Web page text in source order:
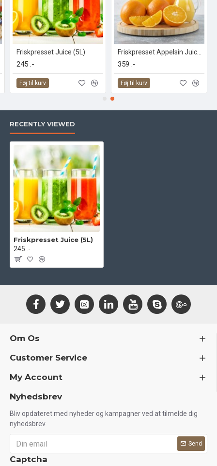
Friskpresset Juice (5L)
245 .-
Føj til kurv
359 .-
Føj til kurv
RECENTLY VIEWED
Friskpresset Juice (5L)
245 .-
Om Os
Customer Service
My Account
Nyhedsbrev
Bliv opdateret med nyheder og kampagner ved at tilmelde dig
nyhedsbrev
Send
Captcha